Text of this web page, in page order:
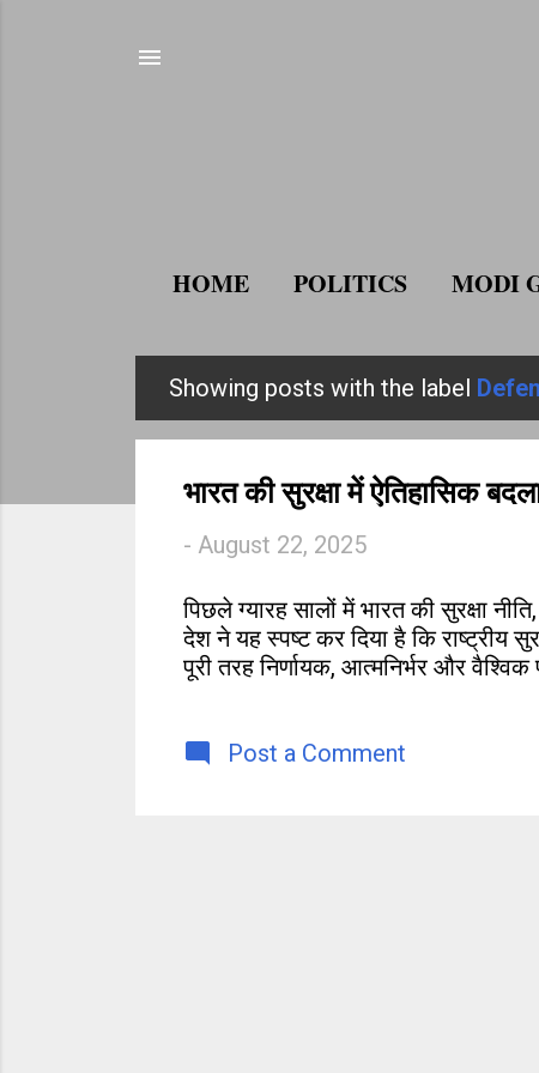
HOME POLITICS MODI
o
Showing posts with the label
भारत की सुरक्षा में ऐतिहासिक
- August 22, 2025
पिछले ग्यारह सालों में भारत की सुरक्षा
देश ने यह स्पष्ट कर दिया है कि राष्ट्रीय
पूरी तरह निर्णायक, आत्मनिर्भर और
Post a Comment